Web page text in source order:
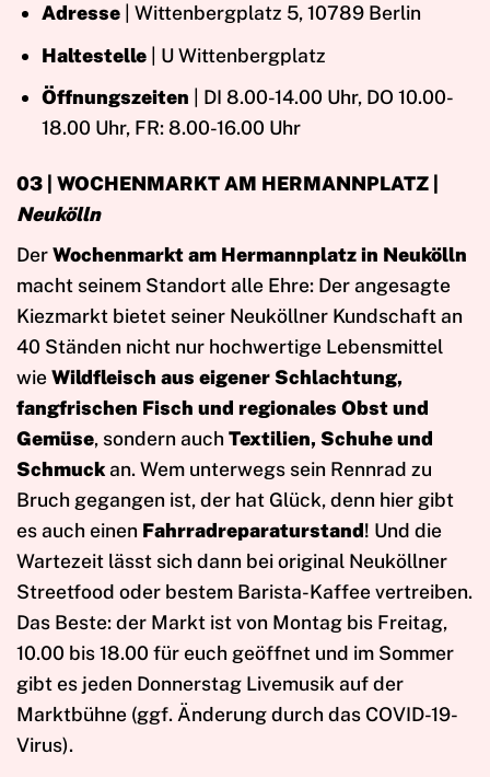
Adresse| Wittenbergplatz 5, 10789 Berlin
Haltestelle| U Wittenbergplatz
Öffnungszeiten | DI 8.00-14.00 Uhr, DO 10.00-
18.00 Uhr, FR: 8.00-16.00 Uhr
03 | WOCHENMARKT AM HERMANNPLATZ |
Neukölln
DerWochenmarkt am Hermannplatz in Neukölln
macht seinem Standort alle Ehre: Der angesagte
Kiezmarkt bietet seiner Neuköllner Kundschaft an
40 Ständen nicht nur hochwertige Lebensmittel
wieWildfleisch aus eigener Schlachtung,
fangfrischen Fisch und regionales Obst und
Gemüse, sondern auch Textilien, Schuhe und
Schmuckan. Wem unterwegs sein Rennrad zu
Bruch gegangen ist, der hat Glück, denn hier gibt
es auch einen Fahrradreparaturstand! Und die
Wartezeit lässt sich dann bei original Neuköllner
Streetfood oder bestem Barista-Kaffee vertreiben.
Das Beste: der Markt ist von Montag bis Freitag,
10.00 bis 18.00 für euch geöffnet und im Sommer
gibt es jeden Donnerstag Livemusik auf der
Marktbühne (ggf. Änderung durch das COVID-19-
Virus).